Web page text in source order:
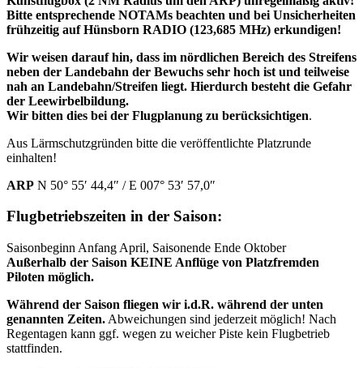
Bitte entsprechende NOTAMs beachten und bei Unsicherheiten
frühzeitig auf Hünsborn RADIO (123,685 MHz) erkundigen!
Wir weisen darauf hin, dass im nördlichen Bereich des Streifens
neben der Landebahn der Bewuchs sehr hoch ist und teilweise
nah an Landebahn/Streifen liegt. Hierdurch besteht die Gefahr
der Leewirbelbildung.
Wir bitten dies bei der Flugplanung zu berücksichtigen.
Aus Lärmschutzgründen bitte die veröffentlichte Platzrunde
einhalten!
ARP N 50° 55′ 44,4″ / E 007° 53′ 57,0″
Flugbetriebszeiten in der Saison:
Saisonbeginn Anfang April, Saisonende Ende Oktober
Außerhalb der Saison KEINE Anflüge von Platzfremden
Piloten möglich.
Während der Saison fliegen wir i.d.R. während der unten
genannten Zeiten. Abweichungen sind jederzeit möglich! Nach
Regentagen kann ggf. wegen zu weicher Piste kein Flugbetrieb
stattfinden.